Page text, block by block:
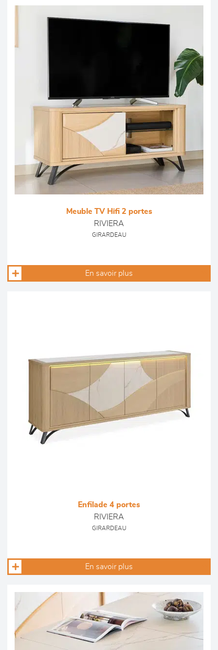
Meuble TV Hifi 2 portes
RIVIERA
GIRARDEAU
En savoir plus
Enfilade 4 portes
RIVIERA
GIRARDEAU
En savoir plus